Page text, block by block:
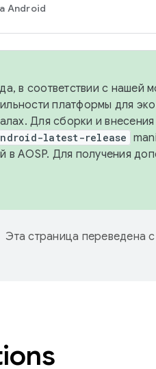
Android
в соответствии с нашей
платформы для
Для сборки и внесения
latest-release
в AOSP. Для получения
Эта страница переведена